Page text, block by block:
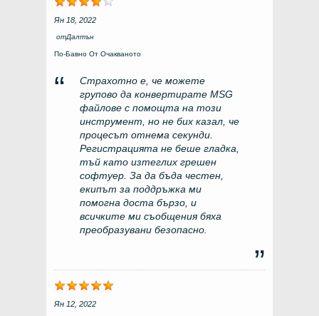
Ян 18, 2022
отДалтън
По-Бавно От Очакваното
Страхотно е, че можете
групово да конвертирате MSG
файлове с помощта на този
инструмент, но не бих казал, че
процесът отнема секунди.
Регистрацията не беше гладка,
тъй като изтеглих грешен
софтуер. За да бъда честен,
екипът за поддръжка ми
помогна доста бързо, и
всичките ми съобщения бяха
преобразувани безопасно.
Ян 12, 2022